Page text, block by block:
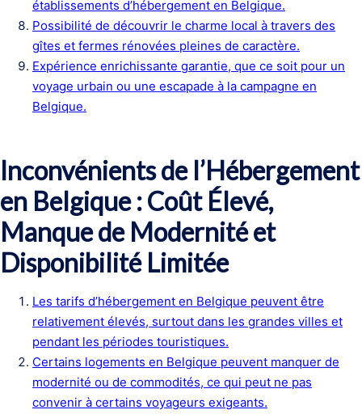
établissements d’hébergement en Belgique.
Possibilité de découvrir le charme local à travers des
gîtes et fermes rénovées pleines de caractère.
Expérience enrichissante garantie, que ce soit pour un
voyage urbain ou une escapade à la campagne en
Belgique.
Inconvénients de l’Hébergement
en Belgique : Coût Élevé,
Manque de Modernité et
Disponibilité Limitée
Les tarifs d’hébergement en Belgique peuvent être
relativement élevés, surtout dans les grandes villes et
pendant les périodes touristiques.
Certains logements en Belgique peuvent manquer de
modernité ou de commodités, ce qui peut ne pas
convenir à certains voyageurs exigeants.